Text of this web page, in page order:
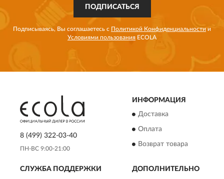
ПОДПИСАТЬСЯ
Подписываясь, Вы соглашаетесь с Политикой Конфиденциальности и
Условиями пользования ECOLA
8 (499) 322-03-40
ПН-ВС 9:00-21:00
ИНФОРМАЦИЯ
Доставка
Оплата
Возврат товара
СЛУЖБА ПОДДЕРЖКИ ДОПОЛНИТЕЛЬНО